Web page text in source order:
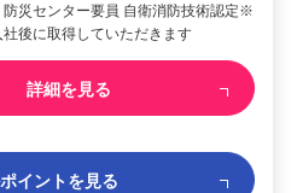
防災センター要員 自衛消防技術認定※
後に取得していただきます
詳細を見る
イントを見る